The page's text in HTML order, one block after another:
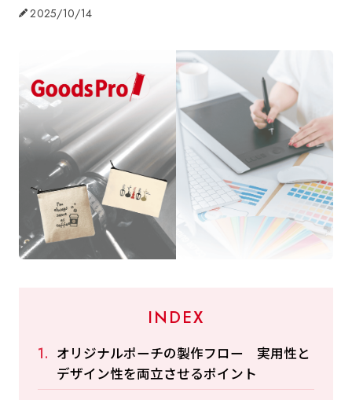
2025/10/14
INDEX
オリジナルポーチの製作フロー 実用性と
デザイン性を両立させるポイント